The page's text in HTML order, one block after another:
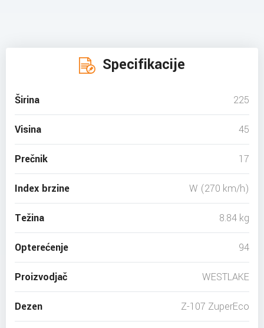
Specifikacije
Širina 225
Visina 45
Prečnik 17
Index brzine W (270 km/h)
Težina 8.84 kg
Opterećenje 94
Proizvodjač WESTLAKE
Dezen Z-107 ZuperEco